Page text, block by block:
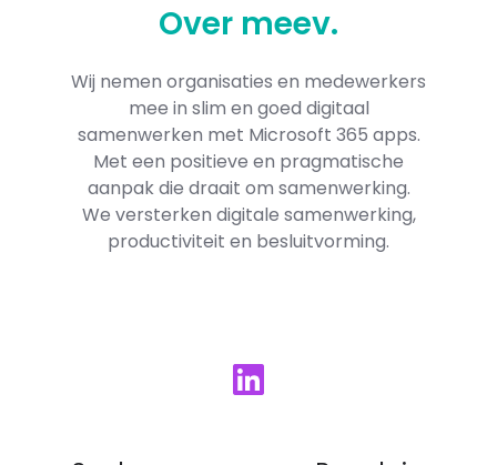
Over meev.
Wij nemen organisaties en medewerkers
mee in slim en goed digitaal
samenwerken met Microsoft 365​ apps.
Met een positieve en pragmatische
aanpak die draait om samenwerking.
We versterken digitale samenwerking,
productiviteit en besluitvorming.